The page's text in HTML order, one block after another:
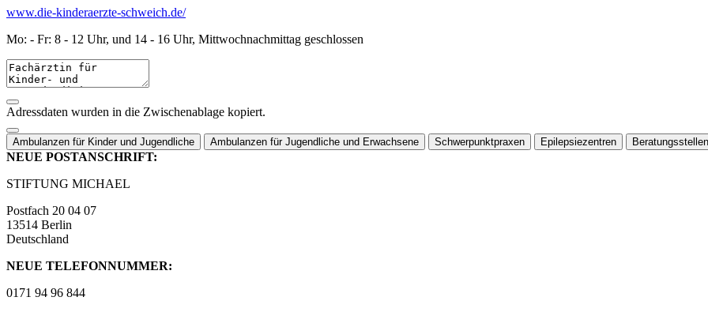
www.die-kinderaerzte-schweich.de/
Mo: - Fr: 8 - 12 Uhr, und 14 - 16 Uhr, Mittwochnachmittag geschlossen
Adressdaten wurden in die Zwischenablage kopiert.
Ambulanzen für Kinder und Jugendliche Ambulanzen für Jugendliche und Erwachsene Schwerpunktpraxen Epilepsiezentren Beratungsstellen
NEUE POSTANSCHRIFT:
STIFTUNG MICHAEL
Postfach 20 04 07
13514 Berlin
Deutschland
NEUE TELEFONNUMMER:
0171 94 96 844